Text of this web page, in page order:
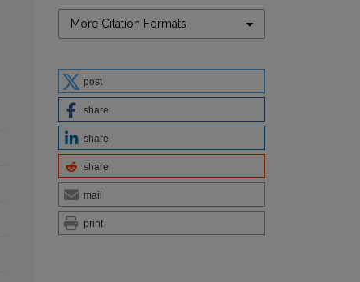
More Citation Formats
post
share
share
share
mail
print